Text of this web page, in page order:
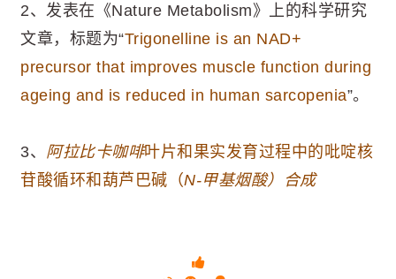
2、发表在《Nature Metabolism》上的科学研究
文章，标题为“Trigonelline is an NAD+
precursor that improves muscle function during
ageing and is reduced in human sarcopenia”。
3、 阿拉比卡咖啡叶片和果实发育过程中的吡啶核
苷酸循环和葫芦巴碱（N-甲基烟酸）合成